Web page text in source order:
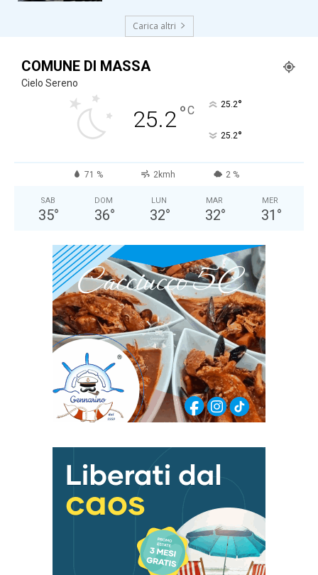
Carica altri
COMUNE DI MASSA
Cielo Sereno
25.2°C 25.2°
25.2°
71 % 2kmh 2 %
SAB
35°
DOM
36°
LUN
32°
MAR
32°
MER
31 °